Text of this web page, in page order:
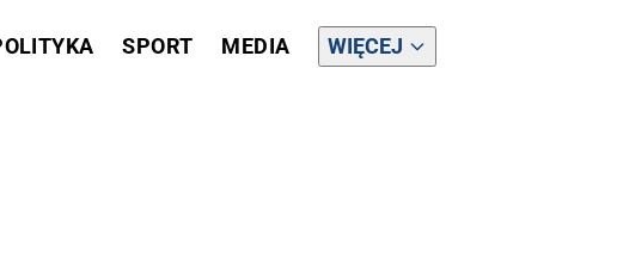
SPORT MEDIA WIĘCEJ